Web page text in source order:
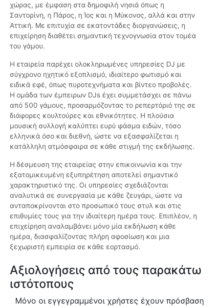
χώρας, με έμφαση στα δημοφιλή νησιά όπως η
Σαντορίνη, η Πάρος, η Ίος και η Μύκονος, αλλά και στην
Αττική. Με επιτυχία σε εκατοντάδες διοργανώσεις, η
επιχείρηση διαθέτει σημαντική τεχνογνωσία στον τομέα
του γάμου.
Η εταιρεία παρέχει ολοκληρωμένες υπηρεσίες DJ με
σύγχρονο ηχητικό εξοπλισμό, ιδιαίτερο φωτισμό και
ειδικά εφέ, όπως πυροτεχνήματα και βίντεο προβολές.
Η ομάδα των έμπειρων DJs έχει συμμετάσχει σε πάνω
από 500 γάμους, προσαρμόζοντας το ρεπερτόριό της σε
διάφορες κουλτούρες και εθνικότητες. Η πλούσια
μουσική συλλογή καλύπτει ευρύ φάσμα ειδών, τόσο
ελληνικά όσο και διεθνή, ώστε να εξασφαλίζεται η
κατάλληλη ατμόσφαιρα σε κάθε στιγμή της εκδήλωσης.
Η δέσμευση της εταιρείας στην επικοινωνία και την
εξατομικευμένη εξυπηρέτηση αποτελεί σημαντικό
χαρακτηριστικό της. Οι υπηρεσίες σχεδιάζονται
αναλυτικά σε συνεργασία με κάθε ζευγάρι, ώστε να
ανταποκρίνονται στο προσωπικό τους στυλ και στις
επιθυμίες τους για την ιδιαίτερη ημέρα τους. Επιπλέον, η
επιχείρηση αναλαμβάνει μόνο μία εκδήλωση κάθε
ημέρα, διασφαλίζοντας πλήρη αφοσίωση και μια
ξεχωριστή εμπειρία σε κάθε εορτασμό.
Αξιολογήσεις από τους παρακάτω
ιστότοπους
Μόνο οι εγγεγραμμένοι χρήστες έχουν πρόσβαση